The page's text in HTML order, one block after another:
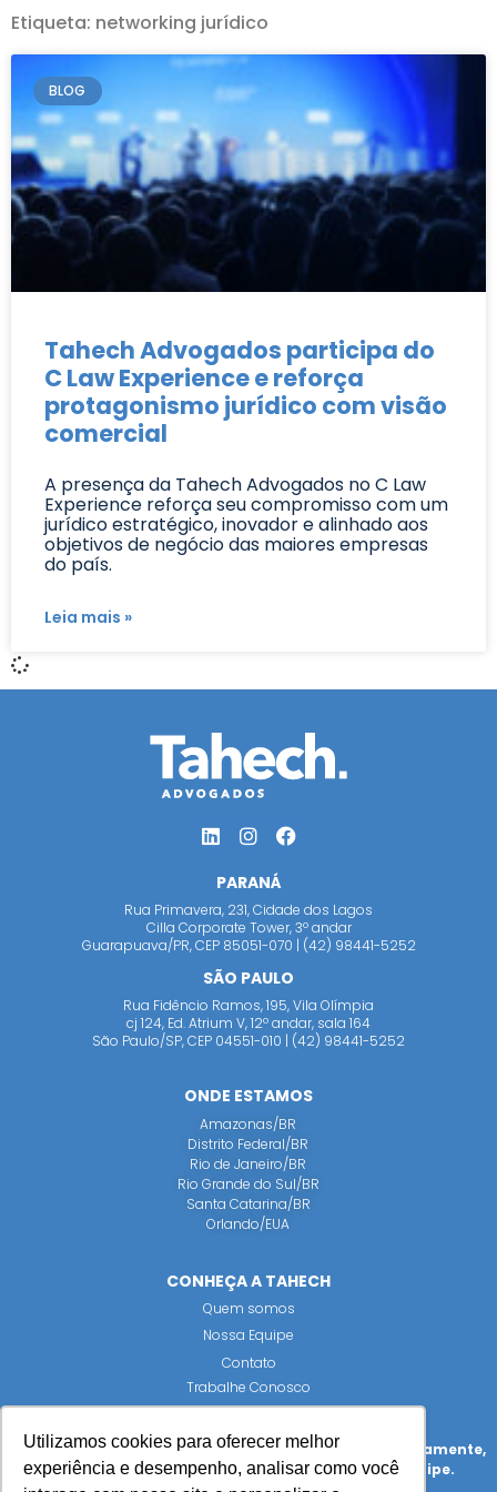
Utilizamos cookies para oferecer melhor
experiência e desempenho, analisar como você
informações pertinentes e atuais
da área do Direito.
Etiqueta: networking jurídico
BLOG
Tahech Advogados participa do
C Law Experience e reforça
protagonismo jurídico com visão
comercial
A presença da Tahech Advogados no C Law
Experience reforça seu compromisso com um
jurídico estratégico, inovador e alinhado aos
objetivos de negócio das maiores empresas
do país.
Leia mais »
PARANÁ
Rua Primavera, 231, Cidade dos Lagos
Cilla Corporate Tower, 3º andar
Guarapuava/PR, CEP 85051-070 | (42) 98441-5252
SÃO PAULO
Rua Fidêncio Ramos, 195, Vila Olímpia
cj 124, Ed. Atrium V, 12º andar, sala 164
São Paulo/SP, CEP 04551-010 | (42) 98441-5252
ONDE ESTAMOS
Amazonas/BR
Distrito Federal/BR
Rio de Janeiro/BR
Rio Grande do Sul/BR
Santa Catarina/BR
Orlando/EUA
CONHEÇA A TAHECH
Quem somos
Nossa Equipe
Contato
Trabalhe Conosco
Todas as imagens deste site foram produzidas internamente,
representando fielmente nossas instalações e equipe.